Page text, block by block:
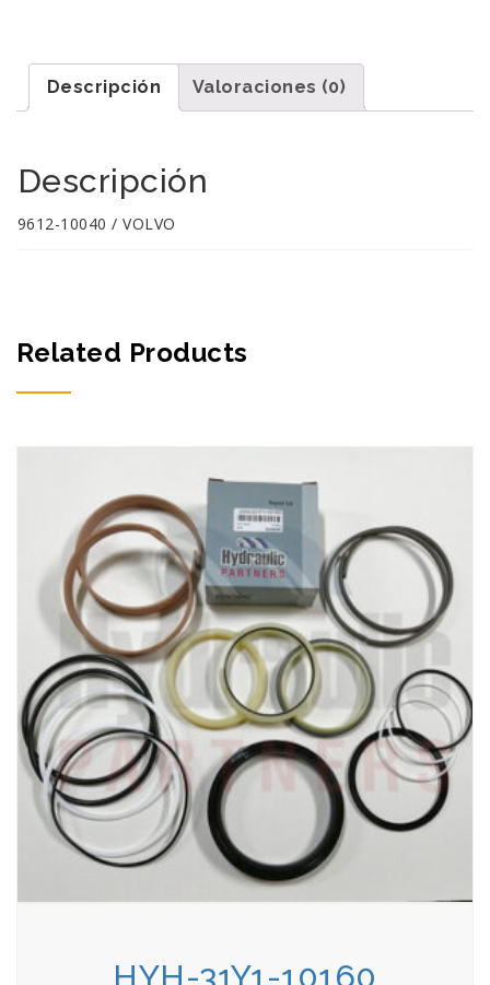
Descripción Valoraciones (0)
Descripción
9612-10040 / VOLVO
Related Products
HYH-31Y1-10160